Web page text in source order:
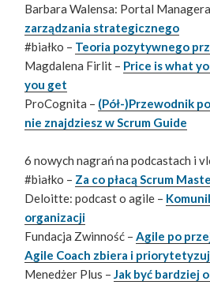
Barbara Walensa: Portal
zarządzania strategicznego
#białko – Teoria pozytywnego
Magdalena Firlit – Price is what
you get
ProCognita – (Pół-)Przewodnik
nie znajdziesz w Scrum Guide
6 nowych nagrań na podcastach i
#białko – Za co płacą Scrum
Deloitte: podcast o agile –
organizacji
Fundacja Zwinność –Agile po
Agile Coach zbiera i
Menedżer Plus –Jak być bardziej